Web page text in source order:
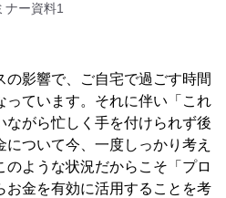
ナー資料1
影響で、ご自宅で過ごす時間
っています。それに伴い「これ
ながら忙しく手を付けられず後
ついて今、一度しっかり考え
のような状況だからこそ「プロ
お金を有効に活用することを考